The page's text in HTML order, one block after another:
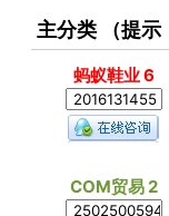
主分类 （提
蚂蚁鞋业 6
COM贸易 2